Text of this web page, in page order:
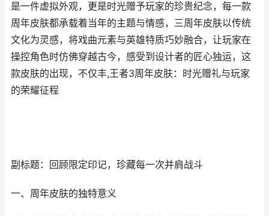
是一件虚拟外观，更是时光赠予玩家的珍贵纪念，每一款
周年皮肤都承载着当年的主题与情感，三周年皮肤以传统
文化为灵感，将戏曲元素与英雄特质巧妙融合，让玩家在
操控角色时仿佛穿越古今，感受到设计者的匠心独运，这
款皮肤的出现，不仅丰,王者3周年皮肤：时光赠礼与玩家
的荣耀征程
副标题：回顾限定印记，珍藏每一次并肩战斗
一、周年皮肤的独特意义